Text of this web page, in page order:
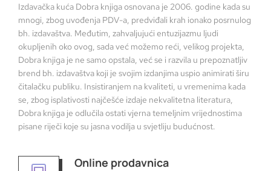
Izdavačka kuća Dobra knjiga osnovana je 2006. godine kada su
mnogi, zbog uvođenja PDV-a, predviđali krah ionako posrnulog
bh. izdavaštva. Međutim, zahvaljujući entuzijazmu ljudi
okupljenih oko ovog, sada već možemo reći, velikog projekta,
Dobra knjiga je ne samo opstala, već se i razvila u prepoznatljiv
brend bh. izdavaštva koji je svojim izdanjima uspio animirati širu
čitalačku publiku. Insistiranjem na kvaliteti, u vremenima kada
se, zbog isplativosti najčešće izdaje nekvalitetna literatura,
Dobra knjiga je odlučila ostati vjerna temeljnim vrijednostima
pisane riječi koje su jasna vodilja u svjetliju budućnost.
Online prodavnica